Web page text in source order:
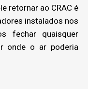
retornar ao CRAC é
instalados nos
fechar quaisquer
onde o ar poderia